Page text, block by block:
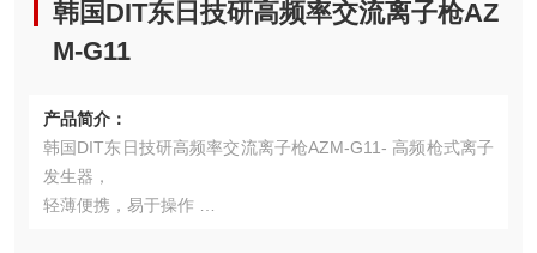
韩国DIT东日技研高频率交流离子枪AZ
M-G11
产品简介：
韩国DIT东日技研高频率交流离子枪AZM-G11- 高频枪式离子
发生器，
轻薄便携，易于操作